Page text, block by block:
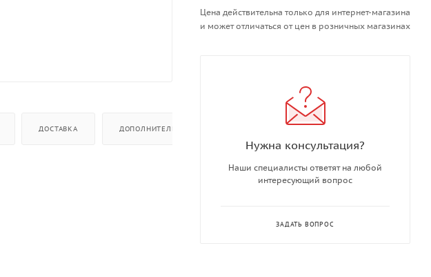
ДОСТАВКА ДОПОЛНИТЕЛЬНО
Цена действительна только для интернет-магазина
и может отличаться от цен в розничных магазинах
Нужна консультация?
Наши специалисты ответят на любой
интересующий вопрос
ЗАДАТЬ ВОПРОС